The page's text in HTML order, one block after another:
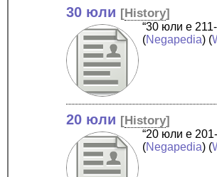
30 юли [History]
“30 юли е
(Negapedia) (
20 юли [History]
“20 юли е
(Negapedia) (